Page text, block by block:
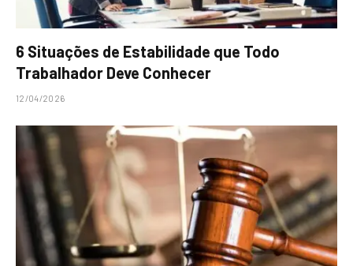
6 Situações de Estabilidade que Todo
Trabalhador Deve Conhecer
12/04/2026